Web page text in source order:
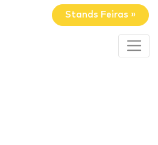
Stands Feiras »